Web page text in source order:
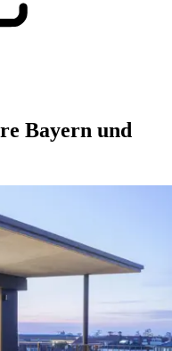
Bayern und